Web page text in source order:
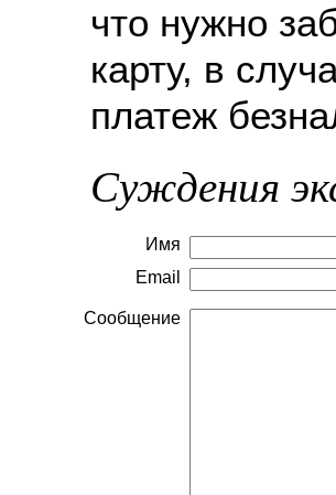
что нужно
карту, в
платеж
Суждения
Имя
Email
Сообщение